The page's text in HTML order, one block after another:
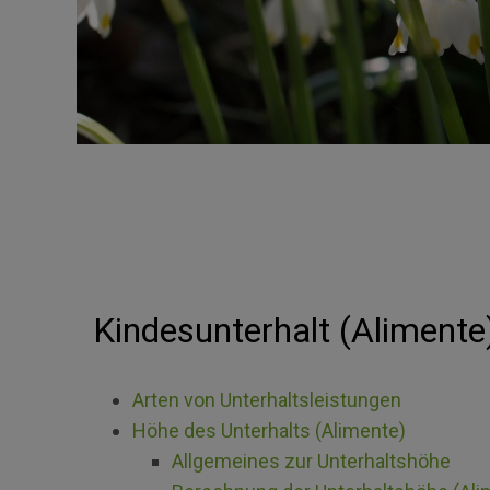
Kindesunterhalt
Arten von Unterhaltsleistungen
Höhe des Unterhalts (Alimente)
Allgemeines zur Unterhaltshöhe